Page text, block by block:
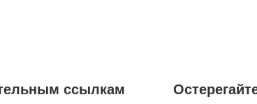
ссылкам